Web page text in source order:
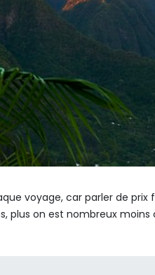
voyage, car parler de
plus on est nombreux moins